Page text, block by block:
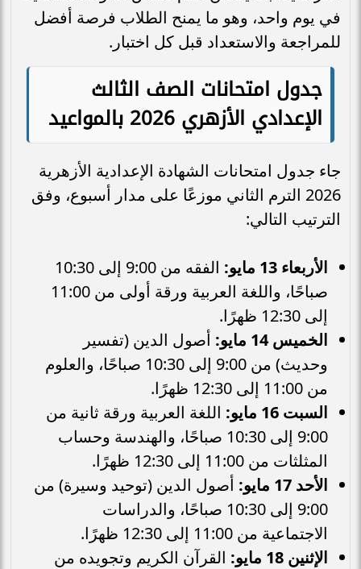
في يوم واحد، وهو ما يمنح الطلاب فرصة أفضل
للمراجعة والاستعداد قبل كل اختبار.
جدول امتحانات الصف الثالث
الإعدادي الأزهري 2026 بالمواعيد
جاء جدول امتحانات الشهادة الإعدادية الأزهرية
2026 الترم الثاني موزعًا على مدار أسبوع، وفق
الترتيب التالي:
الأربعاء 13 مايو:
الفقه من 9:00 إلى 10:30
صباحًا، واللغة العربية ورقة أولى من 11:00
إلى 12:30 ظهرًا.
الخميس 14 مايو:
أصول الدين (تفسير
وحديث) من 9:00 إلى 10:30 صباحًا، والعلوم
من 11:00 إلى 12:30 ظهرًا.
السبت 16 مايو:
اللغة العربية ورقة ثانية من
9:00 إلى 10:30 صباحًا، والهندسة وحساب
المثلثات من 11:00 إلى 12:30 ظهرًا.
الأحد 17 مايو:
أصول الدين (توحيد وسيرة) من
9:00 إلى 10:30 صباحًا، والدراسات
الاجتماعية من 11:00 إلى 12:30 ظهرًا.
الإثنين 18 مايو:
القرآن الكريم وتجويده من